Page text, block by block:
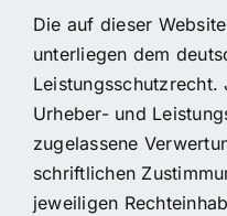
Die auf dieser
unterliegen dem
Urheber- und
zugelassene
schriftlichen
jeweiligen